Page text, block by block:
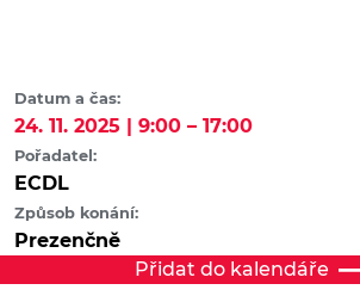
Datum a čas:
24. 11. 2025 | 9:00 – 17:00
Pořadatel:
ECDL
Způsob konání:
Prezenčně
Přidat do kalendáře